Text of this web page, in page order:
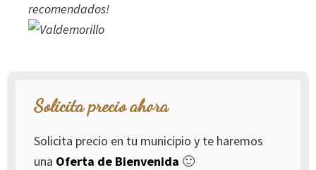
recomendados!
Solicita precio ahora
Solicita precio en tu municipio y te haremos
una Oferta de Bienvenida 🙂